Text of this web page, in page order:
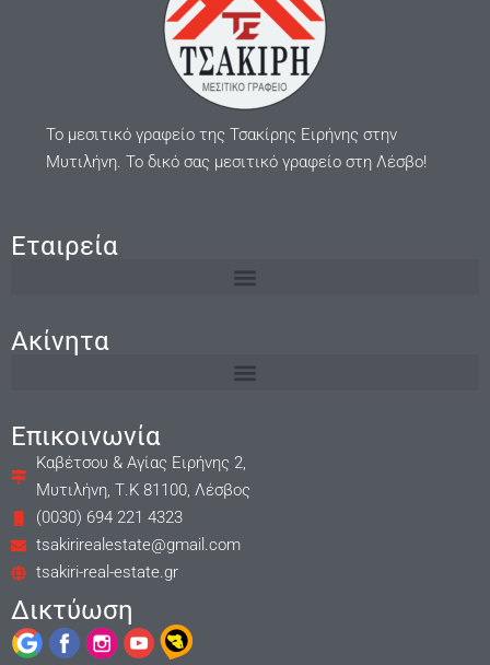
Το μεσιτικό γραφείο της Τσακίρης Ειρήνης στην
Μυτιλήνη. Το δικό σας μεσιτικό γραφείο στη Λέσβο!
Εταιρεία
Ακίνητα
Επικοινωνία
Καβέτσου & Αγίας Ειρήνης 2,
Μυτιλήνη, Τ.Κ 81100, Λέσβος
(0030) 694 221 4323
tsakirirealestate@gmail.com
tsakiri-real-estate.gr
Δικτύωση